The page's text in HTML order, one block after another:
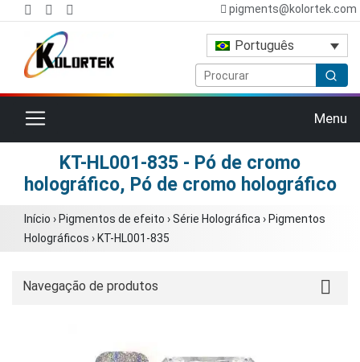
pigments@kolortek.com
Português
Alternar navegação Menu
KT-HL001-835 - Pó de cromo
holográfico, Pó de cromo holográfico
Início › Pigmentos de efeito ›Série Holográfica › Pigmentos
Holográficos › KT-HL001-835
Navegação de produtos